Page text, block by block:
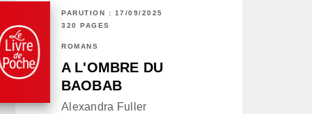
PARUTION : 17/09/2025
320 PAGES
ROMANS
A L'OMBRE DU
BAOBAB
Alexandra Fuller